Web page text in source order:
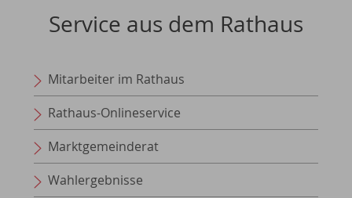
Service aus dem Rathaus
Mitarbeiter im Rathaus
Rathaus-Onlineservice
Marktgemeinderat
Wahlergebnisse